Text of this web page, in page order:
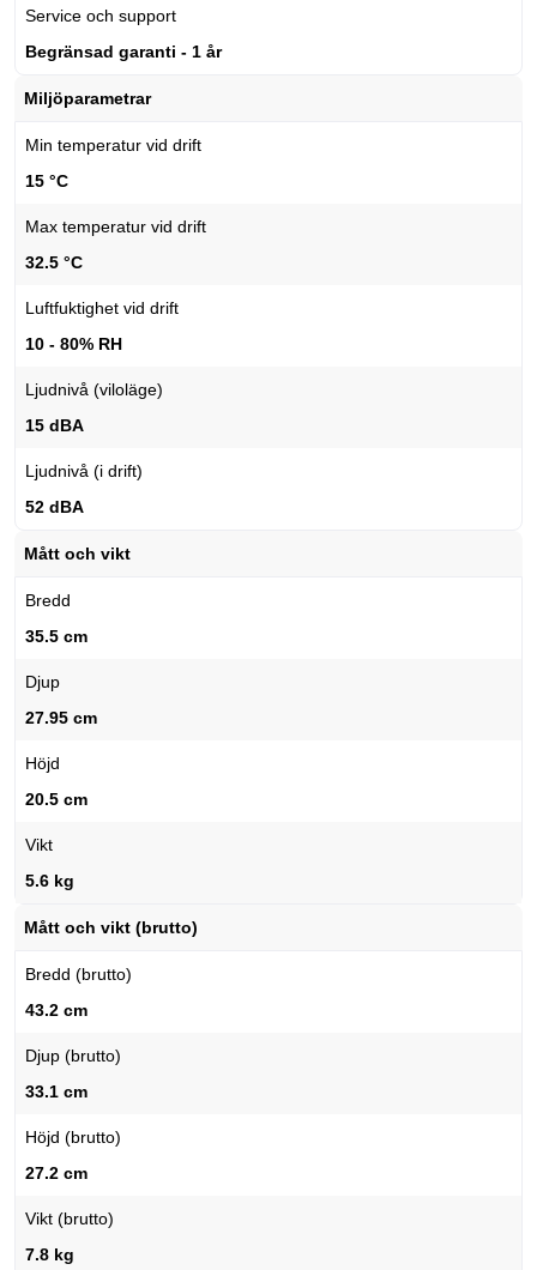
Service och support
Begränsad garanti - 1 år
Miljöparametrar
Min temperatur vid drift
15 °C
Max temperatur vid drift
32.5 °C
Luftfuktighet vid drift
10 - 80% RH
Ljudnivå (viloläge)
15 dBA
Ljudnivå (i drift)
52 dBA
Mått och vikt
Bredd
35.5 cm
Djup
27.95 cm
Höjd
20.5 cm
Vikt
5.6 kg
Mått och vikt (brutto)
Bredd (brutto)
43.2 cm
Djup (brutto)
33.1 cm
Höjd (brutto)
27.2 cm
Vikt (brutto)
7.8 kg